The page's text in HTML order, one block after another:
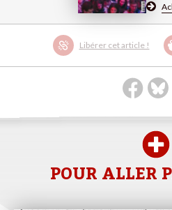
Libérer cet article !
POUR ALLER